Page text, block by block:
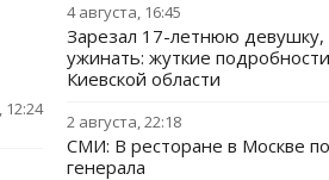
12:24
4 августа, 16:45
Зарезал 17-летнюю девушку,
ужинать: жуткие
Киевской области
2 августа, 22:18
СМИ: В ресторане в Москве
генерала